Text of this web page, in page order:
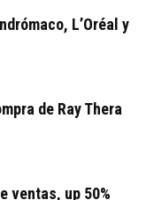
L’Oréal y
de Ray Thera
ventas, up 50%